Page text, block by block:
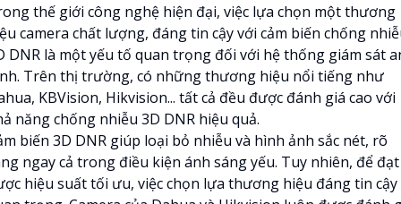
thế giới công nghệ hiện đại, việc lựa chọn một thương
camera chất lượng, đáng tin cậy với cảm biến chống
DNR là một yếu tố quan trọng đối với hệ thống giám sát
Trên thị trường, có những thương hiệu nổi tiếng như
KBVision, Hikvision... tất cả đều được đánh giá cao với
năng chống nhiễu 3D DNR hiệu quả.
biến 3D DNR giúp loại bỏ nhiễu và hình ảnh sắc nét, rõ
ngay cả trong điều kiện ánh sáng yếu. Tuy nhiên, để đạt
hiệu suất tối ưu, việc chọn lựa thương hiệu đáng tin cậy